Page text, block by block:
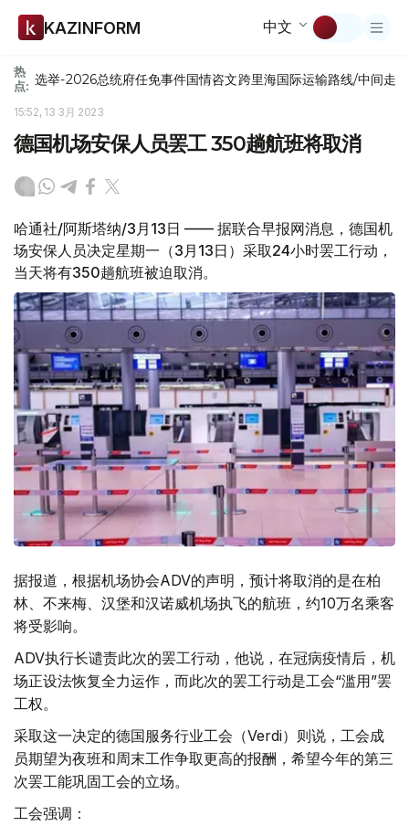
KAZINFORM 中文
热
点: 选举-2026总统府任免事件国情咨文跨里海国际运输路线/中间走廊
15:52, 13 3月 2023
德国机场安保人员罢工 350趟航班将取消
哈通社/阿斯塔纳/3月13日 —— 据联合早报网消息，德国机
场安保人员决定星期一（3月13日）采取24小时罢工行动，
当天将有350趟航班被迫取消。
据报道，根据机场协会ADV的声明，预计将取消的是在柏
林、不来梅、汉堡和汉诺威机场执飞的航班，约10万名乘客
将受影响。
ADV执行长谴责此次的罢工行动，他说，在冠病疫情后，机
场正设法恢复全力运作，而此次的罢工行动是工会“滥用”罢
工权。
采取这一决定的德国服务行业工会（Verdi）则说，工会成
员期望为夜班和周末工作争取更高的报酬，希望今年的第三
次罢工能巩固工会的立场。
工会强调：